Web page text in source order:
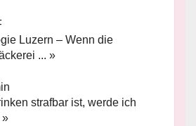
Luzern – Wenn die
... »
strafbar ist, werde ich
»